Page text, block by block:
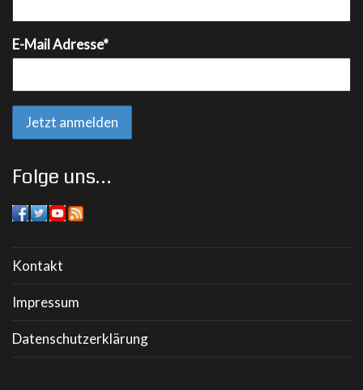
E-Mail Adresse*
Folge uns…
Kontakt
Impressum
Datenschutzerklärung